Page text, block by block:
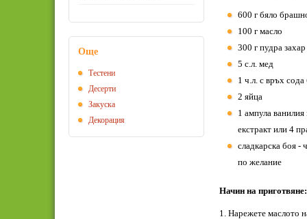
600 г бяло
100 г масло
300 г пудра захар
5 с.л. мед
1 ч.л. с връх
2 яйца
1 ампула ванилия
екстракт или 4
сладкарска боя -
по желание
Начин на приготвяне:
1. Нарежете маслото
Още
Тестени
Десерти
Закуска
Декорация